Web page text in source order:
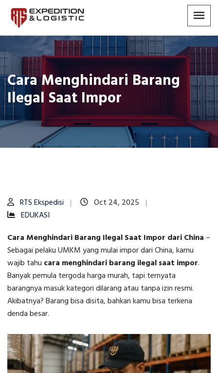
Cara Menghindari Barang
Ilegal Saat Impor
RTS Ekspedisi
Oct 24, 2025
EDUKASI
Cara Menghindari Barang Ilegal Saat Impor dari China –
Sebagai pelaku UMKM yang mulai impor dari China, kamu
wajib tahu cara menghindari barang ilegal saat impor.
Banyak pemula tergoda harga murah, tapi ternyata
barangnya masuk kategori dilarang atau tanpa izin resmi.
Akibatnya? Barang bisa disita, bahkan kamu bisa terkena
denda besar.